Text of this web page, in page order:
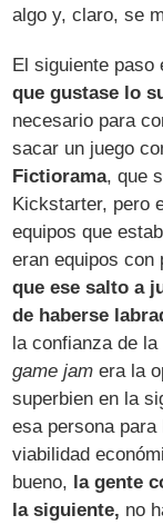
algo y, claro, se
El siguiente paso
que gustase lo
necesario para
sacar un juego
Fictiorama, que
Kickstarter, pero
equipos que
eran equipos
que ese salto a
de haberse
la confianza de
game jam era la
superbien en la
esa persona
viabilidad
bueno, la gente
la siguiente, no